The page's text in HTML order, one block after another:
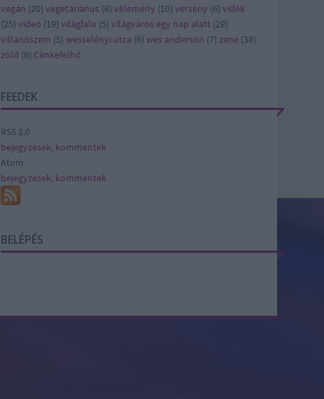
vegán (20) vegetáriánus (8) vélemény (10) verseny (6) vidék
(25) videó (19) világfalu (5) világváros egy nap alatt (28)
villanószem (5) wesselényi utca (6) wes anderson (7) zene (38)
zöld (6) Címkefelhő
FEEDEK
RSS 2.0
bejegyzések, kommentek
Atom
bejegyzések, kommentek
BELÉPÉS